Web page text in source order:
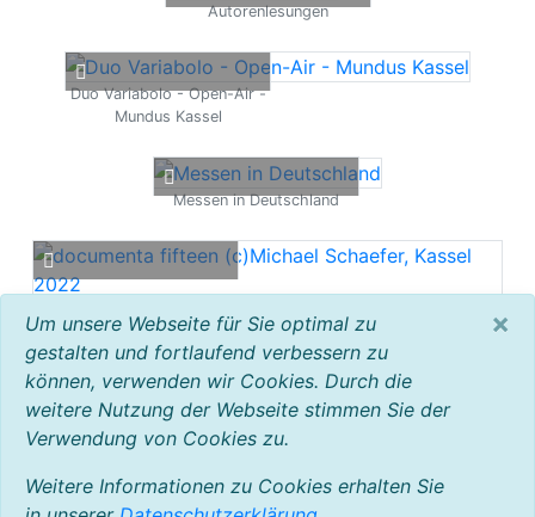
Autorenlesungen
Duo Variabolo - Open-Air -
Mundus Kassel
Messen in Deutschland
(c)Michael Schaefer, Kassel
2022
Föderverein
Ihringshausen
Um unsere Webseite für Sie optimal zu
gestalten und fortlaufend verbessern zu
können, verwenden wir Cookies. Durch die
weitere Nutzung der Webseite stimmen Sie der
Verwendung von Cookies zu.
Weitere Informationen zu Cookies erhalten Sie
×